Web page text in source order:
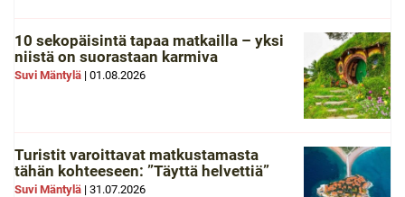
10 sekopäisintä tapaa matkailla – yksi
niistä on suorastaan karmiva
Suvi Mäntylä | 01.08.2026
Turistit varoittavat matkustamasta
tähän kohteeseen: ”Täyttä helvettiä”
Suvi Mäntylä | 31.07.2026